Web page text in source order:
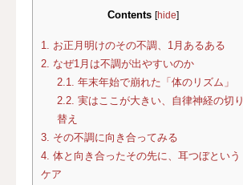
Contents [hide]
1. お正月明けのその不調、1月あるある
2. なぜ1月は不調が出やすいのか
2.1. 年末年始で崩れた「体のリズム」
2.2. 実はここが大きい、自律神経の切り
替え
3. その不調に向き合ってみる
4. 体と向き合ったその先に、耳つぼという
ケア